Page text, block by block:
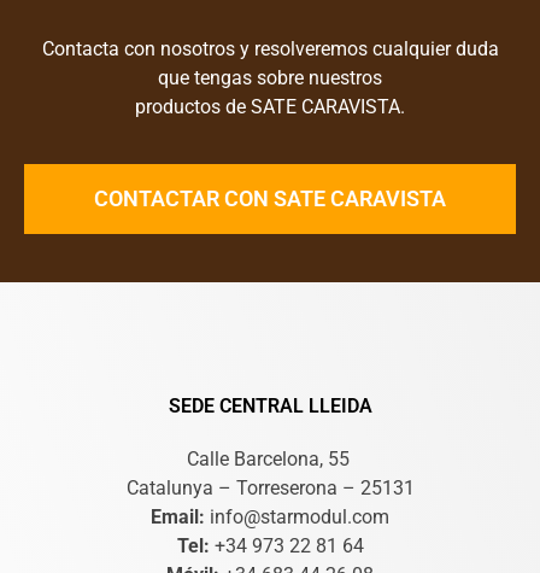
Contacta con nosotros y resolveremos cualquier duda
que tengas sobre nuestros
productos de SATE CARAVISTA.
CONTACTAR CON SATE CARAVISTA
SEDE CENTRAL LLEIDA
Calle Barcelona, 55
Catalunya – Torreserona – 25131
Email: info@starmodul.com
Tel: +34 973 22 81 64